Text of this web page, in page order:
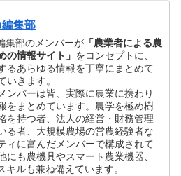
集部
集部のメンバーが 「農業者による農
の情報サイト」 をコンセプトに、
るあらゆる情報を丁寧にまとめて
いきます。
ンバーは皆、実際に農業に携わり
をまとめています。農学を極め樹
を持つ者、法人の経営・財務管理
る者、大規模農場の営農経験者な
ィに富んだメンバーで構成されて
にも農機具やスマート農業機器、
キルも兼ね備えています。